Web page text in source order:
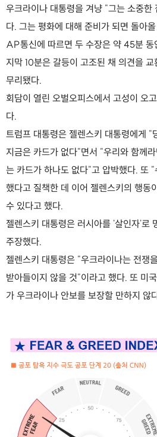
우크라이나 대통령을 겨냥 "그는 소중한
다. 그는 평화에 대해 준비가 되면 돌아
AP통신에 따르면 두 수장은 약 45분 동
지막 10분은 갈등이 고조된 채 의견을
무리됐다.
회담이 열린 오벌오피스에서 고성이 오
다.
트럼프 대통령은 젤렌스키 대통령에게 "
지금은 카드가 없다"면서 "우리와 함께
는 카드가 하나도 없다"고 압박했다. 또
했다고 질책한 데 이어 젤렌스키의 행동
수 있다고 했다.
젤렌스키 대통령은 러시아를 '살인자'로
주장했다.
젤렌스키 대통령은 "우크라이나는 전쟁
받아들이지 않을 것"이라고 했다. 또 미
가 우크라이나 안보를 보장할 만하지 않